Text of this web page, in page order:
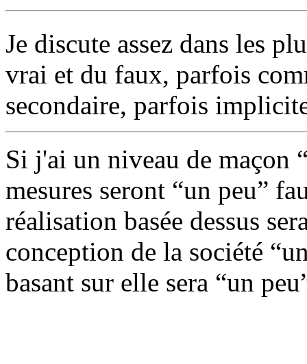
Je discute assez dans les
vrai et du faux, parfois
secondaire, parfois
Si j'ai un niveau de maçon
mesures seront “un peu”
réalisation basée dessus
conception de la société
basant sur elle sera “un